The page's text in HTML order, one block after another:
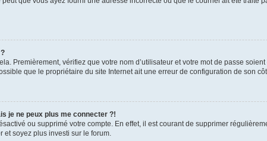
Premièrement, vérifiez que votre nom d’utilisateur et votre mot de passe
que le propriétaire du site Internet ait une erreur de configuration de son
je ne peux plus me connecter ?!
ou supprimé votre compte. En effet, il est courant de supprimer
soyez plus investi sur le forum.